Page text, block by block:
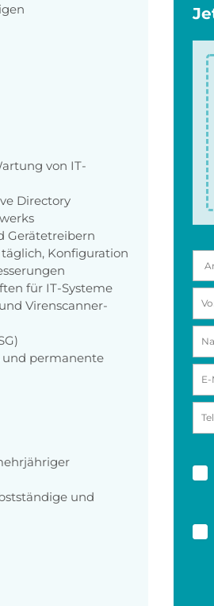
von IT-
Directory
Gerätetreibern
Konfiguration
für IT-Systeme
Virenscanner-
und permanente
und